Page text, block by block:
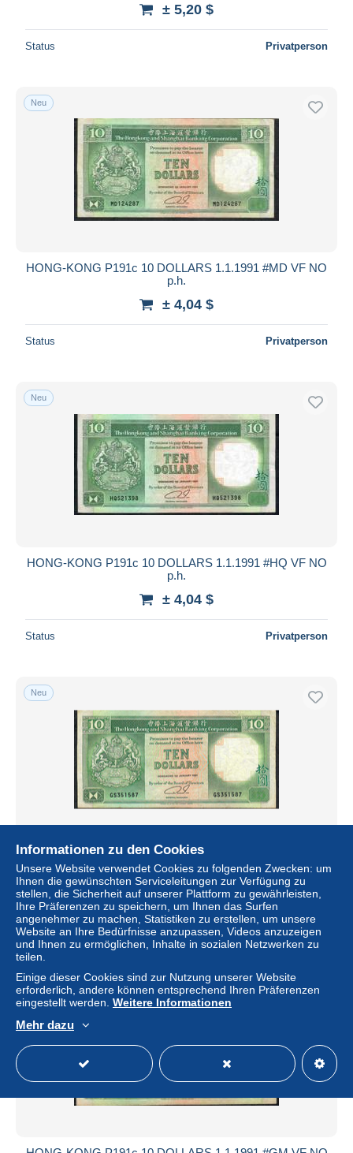
± 5,20 $
Status Privatperson
Neu
HONG-KONG P191c 10 DOLLARS 1.1.1991 #MD VF NO
p.h.
± 4,04 $
Status Privatperson
Neu
HONG-KONG P191c 10 DOLLARS 1.1.1991 #HQ VF NO
p.h.
± 4,04 $
Status Privatperson
Neu
HONG-KONG P191c 10 DOLLARS 1.1.1991 #GS VF NO
p.h.
± 4,04 $
Status Privatperson
Neu
Informationen zu den Cookies
Unsere Website verwendet Cookies zu folgenden Zwecken: um
Ihnen die gewünschten Serviceleitungen zur Verfügung zu
stellen, die Sicherheit auf unserer Plattform zu gewährleisten,
Ihre Präferenzen zu speichern, um Ihnen das Surfen
angenehmer zu machen, Statistiken zu erstellen, um unsere
Website an Ihre Bedürfnisse anzupassen, Videos anzuzeigen
und Ihnen zu ermöglichen, Inhalte in sozialen Netzwerken zu
teilen.
Einige dieser Cookies sind zur Nutzung unserer Website
erforderlich, andere können entsprechend Ihren Präferenzen
eingestellt werden. Weitere Informationen
Mehr dazu